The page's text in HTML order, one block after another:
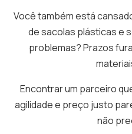
Você também está
de sacolas plásticas e
problemas? Prazos
Encontrar um parceiro
agilidade e preço justo
não